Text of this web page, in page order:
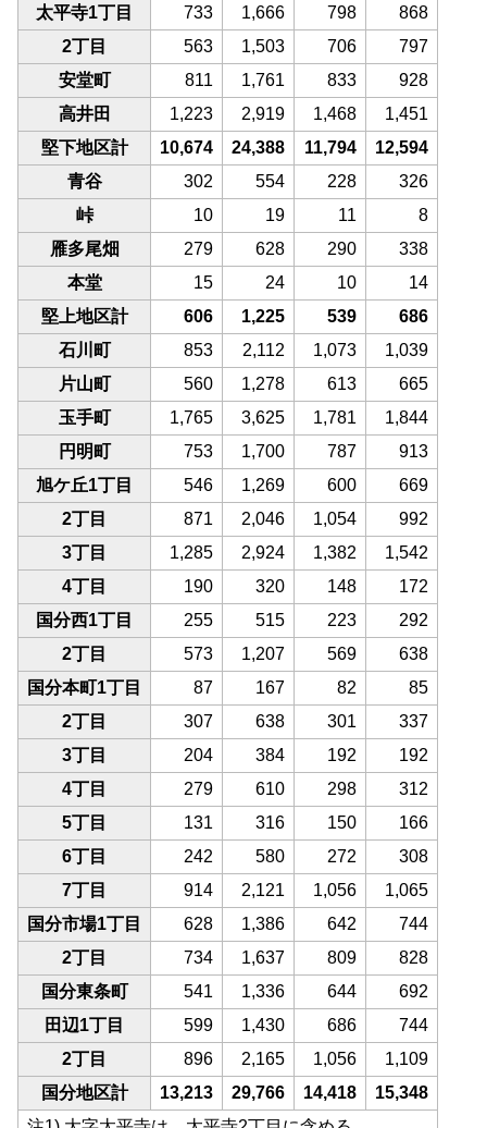
太平寺1丁目
733 1,666 798
868
2丁目
563 1,503 706
797
安堂町
811 1,761 833
928
高井田
1,223 2,919 1,468
1,451
堅下地区計
10,674 24,388 11,794
12,594
青谷
302 554 228
326
峠
10 19 11
8
雁多尾畑
279 628 290
338
本堂
15 24 10
14
堅上地区計
606 1,225 539
686
石川町
853 2,112 1,073
1,039
片山町
560 1,278 613
665
玉手町
1,765 3,625 1,781
1,844
円明町
753 1,700 787
913
旭ケ丘1丁目
546 1,269 600
669
2丁目
871 2,046 1,054
992
3丁目
1,285 2,924 1,382
1,542
4丁目
190 320 148
172
国分西1丁目
255 515 223
292
2丁目
573 1,207 569
638
国分本町1丁目
87 167 82
85
2丁目
307 638 301
337
3丁目
204 384 192
192
4丁目
279 610 298
312
5丁目
131 316 150
166
6丁目
242 580 272
308
7丁目
914 2,121 1,056
1,065
国分市場1丁目
628 1,386 642
744
2丁目
734 1,637 809
828
国分東条町
541 1,336 644
692
田辺1丁目
599 1,430 686
744
2丁目
896 2,165 1,056
1,109
国分地区計
13,213 29,766 14,418
15,348